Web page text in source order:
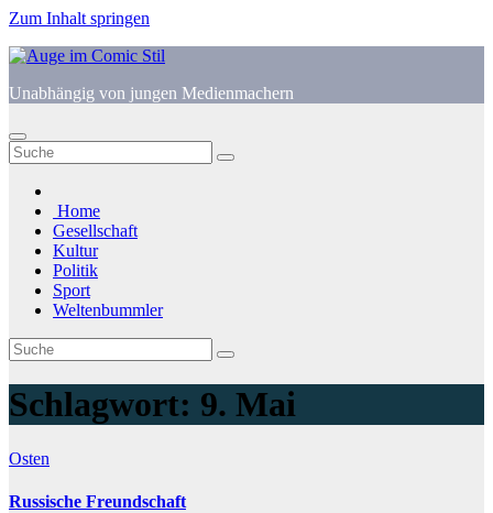
Zum Inhalt springen
Unabhängig von jungen Medienmachern
Home
Gesellschaft
Kultur
Politik
Sport
Weltenbummler
Schlagwort: 9. Mai
Osten
Russische Freundschaft